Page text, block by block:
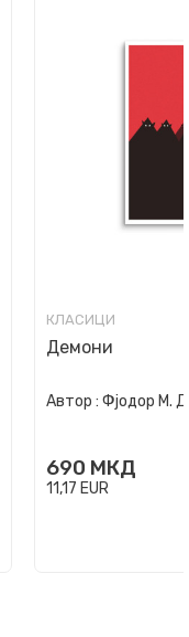
КЛАСИЦИ
Демони
Автор : Фјодор М.
690 МКД
11,17 EUR